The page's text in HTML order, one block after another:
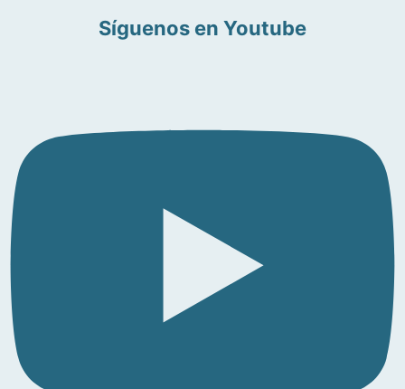
Síguenos en Youtube